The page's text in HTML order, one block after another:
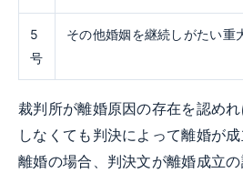
5
号
その他婚姻を継続しがたい重
裁判所が離婚原因の存在を認め
しなくても判決によって離婚が
離婚の場合、判決文が離婚成立の